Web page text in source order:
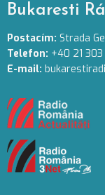
Bukaresti
Postacím: Strada
Telefon: +40 21
E-mail: